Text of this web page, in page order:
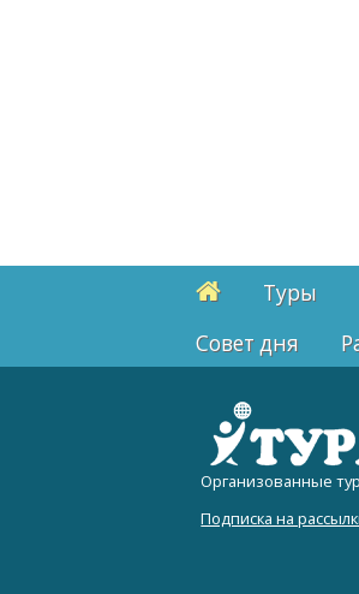
Туры
Cовет дня
Организованные
Подписка на